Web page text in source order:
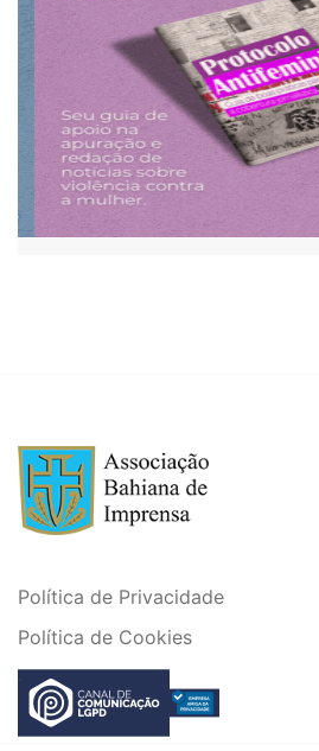
Política de Privacidade
Política de Cookies